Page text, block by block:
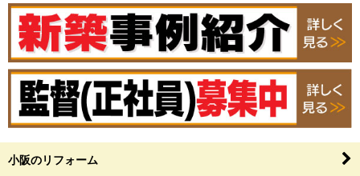
小阪のリフォーム